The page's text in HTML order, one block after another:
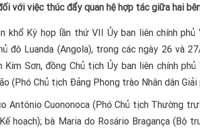
với việc thúc đẩy quan hệ hợp tác giữa hai
khổ Kỳ họp lần thứ VII Ủy ban liên chính
đô Luanda (Angola), trong các ngày 26 và
Kim Sơn, đồng Chủ tịch Ủy ban liên chính
(Phó Chủ tịch Đảng Phong trào Nhân dân
António Cuononoca (Phó Chủ tịch Thường
hoạch); bà Maria do Rosário Bragança (Bộ